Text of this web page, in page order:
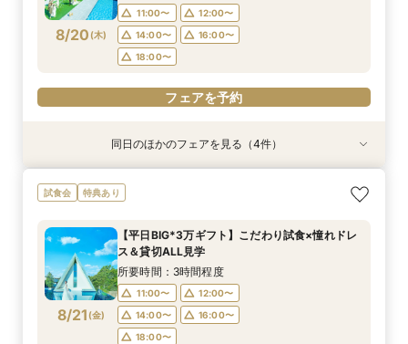
18:00〜
フェアを予約
18:00〜
フェアを予約
17:00〜
フェアを予約
17:00〜
フェアを予約
8/20 (木)
11:00〜
12:00〜
14:00〜
16:00〜
18:00〜
フェアを予約
特典あり
8/20(木)
＼1軒目限定★3万ギフト付／ドレス＆挙式料プレ
ゼント×和牛試食
11:00〜
12:00〜
14:00〜
16:00〜
18:00〜
フェアを予約
特典あり
8/20(木)
【6名～30名の少人数婚】挙式＆会食Newプラ
ン誕生！無料試食付
11:00〜
12:00〜
14:00〜
16:00〜
18:00〜
フェアを予約
8/20(木)
【60分で完結】即決営業ナシで安心！気軽によ
りみちツアー
12:00〜
13:00〜
15:00〜
16:00〜
17:00〜
フェアを予約
8/20(木)
【タイパ重視！60分で完結◎】オンラインで会
場案内＆相談会
12:00〜
13:00〜
15:00〜
16:00〜
17:00〜
フェアを予約
同日のほかのフェアを見る（4件）
試食会 特典あり
8/21 (金)
【平日BIG*3万ギフト】こだわり試食×憧れドレ
ス＆貸切ALL見学
所要時間：3時間程度
11:00〜
12:00〜
14:00〜
16:00〜
18:00〜